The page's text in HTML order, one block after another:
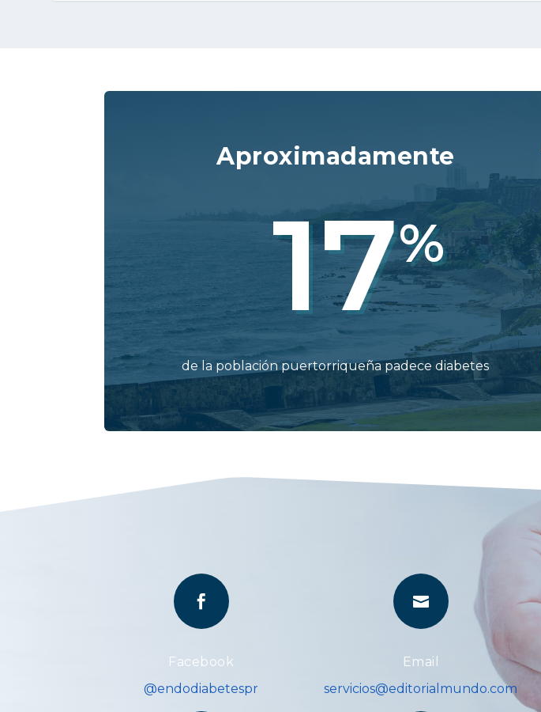
Aproximadamente
17%
de la población puertorriqueña padece diabetes

Facebook
@endodiabetespr

Email
servicios@editorialmundo.com